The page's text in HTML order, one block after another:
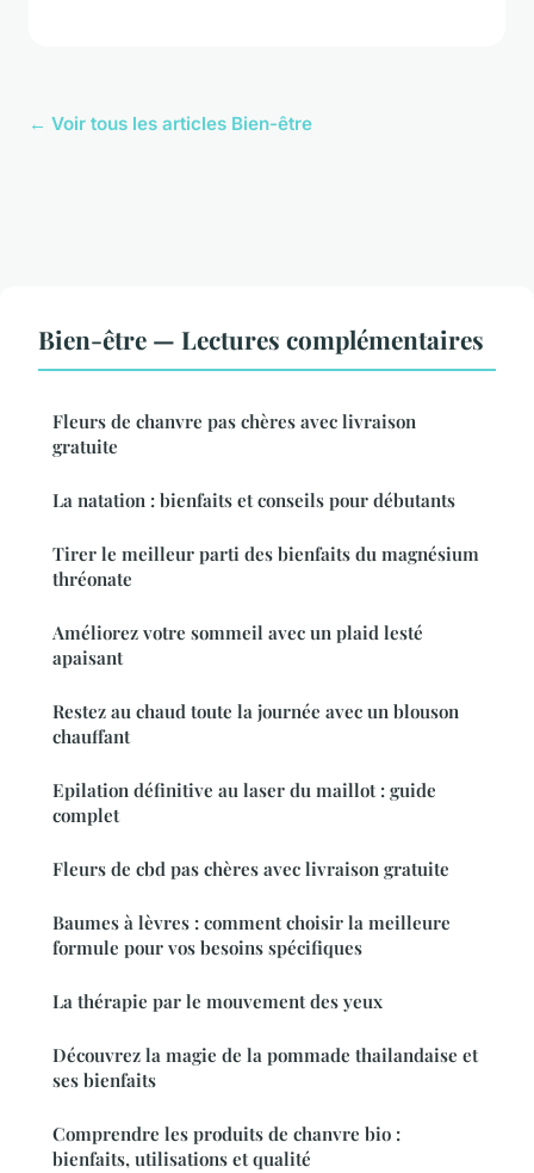
← Voir tous les articles Bien-être
Bien-être — Lectures complémentaires
Fleurs de chanvre pas chères avec livraison
gratuite
La natation : bienfaits et conseils pour débutants
Tirer le meilleur parti des bienfaits du magnésium
thréonate
Améliorez votre sommeil avec un plaid lesté
apaisant
Restez au chaud toute la journée avec un blouson
chauffant
Epilation définitive au laser du maillot : guide
complet
Fleurs de cbd pas chères avec livraison gratuite
Baumes à lèvres : comment choisir la meilleure
formule pour vos besoins spécifiques
La thérapie par le mouvement des yeux
Découvrez la magie de la pommade thailandaise et
ses bienfaits
Comprendre les produits de chanvre bio :
bienfaits, utilisations et qualité